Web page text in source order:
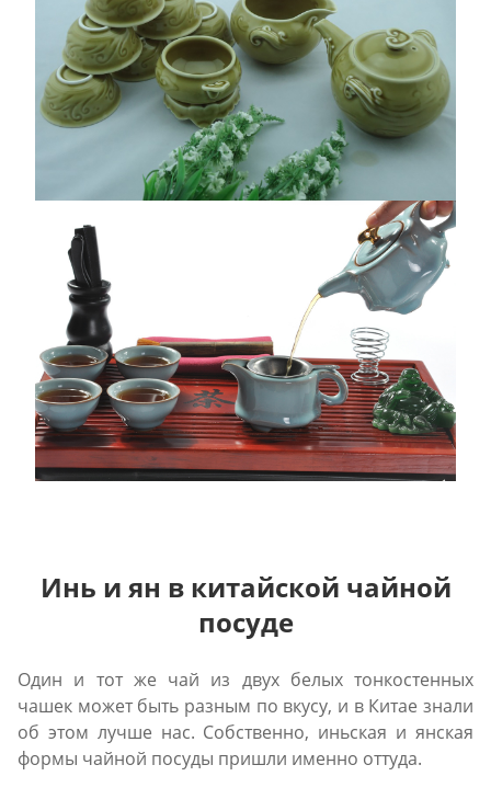
Инь и ян в китайской чайной
посуде
Один и тот же чай из двух белых тонкостенных
чашек может быть разным по вкусу, и в Китае знали
об этом лучше нас. Собственно, иньская и янская
формы чайной посуды пришли именно оттуда.